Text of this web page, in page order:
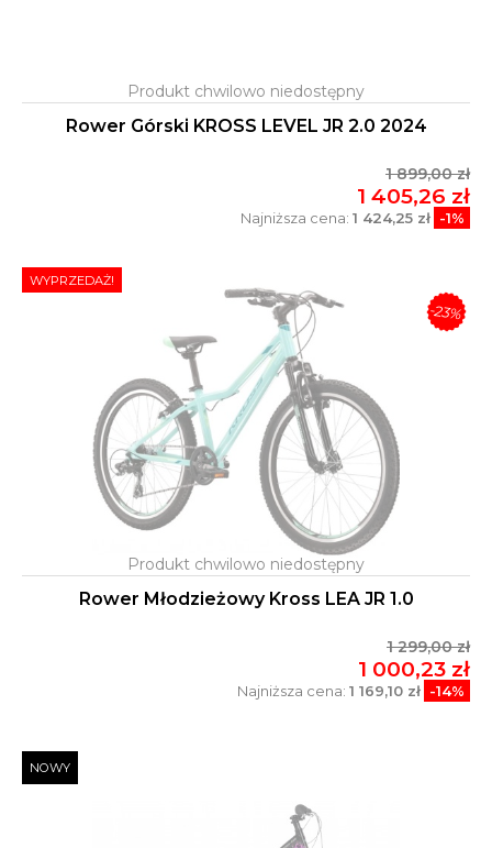
Rower Górski KROSS LEVEL JR 2.0 2024
1 899,00 zł
1 405,26 zł
Najniższa cena: 1 424,25 zł -1%
Rower Młodzieżowy Kross LEA JR 1.0
1 299,00 zł
1 000,23 zł
Najniższa cena: 1 169,10 zł -14%
WYPRZEDAŻ!
-23%
NOWY